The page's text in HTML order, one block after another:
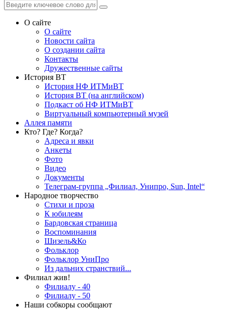
О сайте
О сайте
Новости сайта
О создании сайта
Контакты
Дружественные сайты
История ВТ
История НФ ИТМиВТ
История ВТ (на английском)
Подкаст об НФ ИТМиВТ
Виртуальный компьютерный музей
Аллея памяти
Кто? Где? Когда?
Адреса и явки
Анкеты
Фото
Видео
Документы
Телеграм-группа „Филиал, Унипро, Sun, Intel“
Народное творчество
Стихи и проза
К юбилеям
Бардовская страница
Воспоминания
Шизель&Ко
Фольклор
Фольклор УниПро
Из дальних странствий...
Филиал жив!
Филиалу - 40
Филиалу - 50
Наши собкоры сообщают